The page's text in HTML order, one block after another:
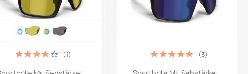
Vorschau
(1)
Vorschau
(3)